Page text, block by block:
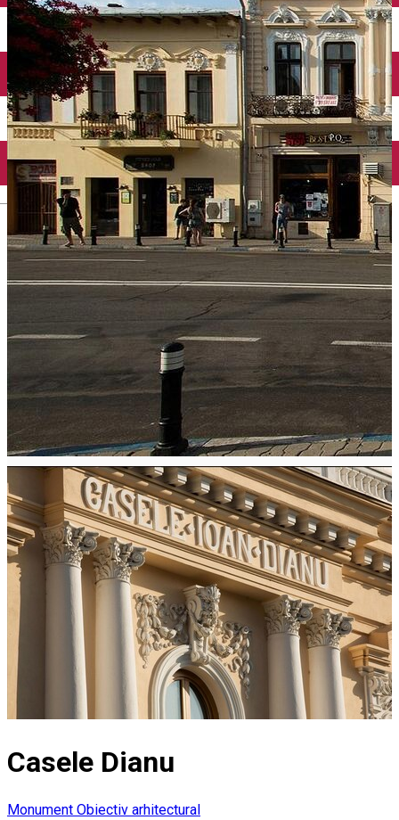
Închirieri auto
Închirieri biciclete
Taxi
Încărcare vehicule electrice
Casele Dianu
Monument Obiectiv arhitectural